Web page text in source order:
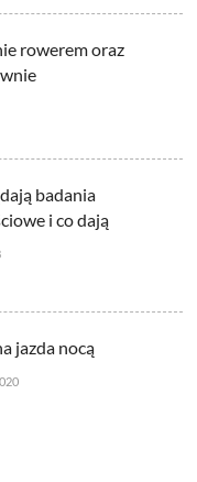
rowerem oraz
badania
i co dają
jazda nocą